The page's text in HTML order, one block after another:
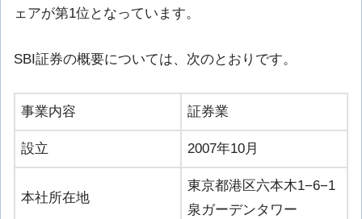
ェアが第1位となっています。
SBI証券の概要については、次のとおりです。
事業内容 証券業
設立 2007年10月
本社所在地
東京都港区六本木1−6−1
泉ガーデンタワー